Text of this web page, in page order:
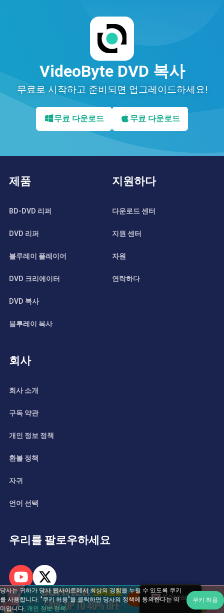
VideoByte DVD 복사
무료로 시작하고 준비되면 업그레이드하세요!
무료 다운로드 무료 다운로드
제품
BD-DVD 리퍼
DVD 리퍼
블루레이 플레이어
DVD 크리에이터
DVD 복사
블루레이 복사
지원하다
다운로드 센터
지원 센터
자원
연락하다
회사
회사 소개
구독 약관
개인 정보 정책
환불 정책
자귀
언어 선택
우리를 팔로우하세요
Korean
당사는 귀하가 당사 웹사이트에서 최상의 경험을 누릴 수 있도록 쿠키
를 사용합니다. "쿠키 허용"을 클릭하면 당사의 정책에 동의한다는 의
미입니다. 개인 정보 정책.
쿠키 허용